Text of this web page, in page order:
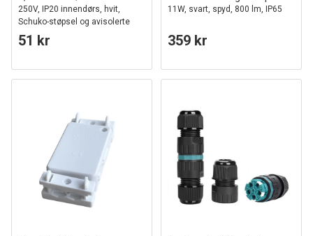
250V, IP20 innendørs, hvit,
Schuko-støpsel og avisolerte
ledninger, 16A
51 kr
11W, svart, spyd, 800 lm, IP65
359 kr